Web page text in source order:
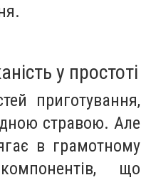
у простоті
приготування,
стравою. Але
в грамотному
що